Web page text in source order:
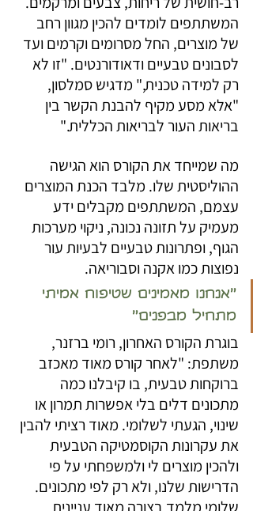
המשתתפים לומדים להכין מגוון רחב
של מוצרים, החל מסרומים וקרמים ועד
לסבונים טבעיים ודאודורנטים. "זו לא
רק למידה טכנית," מדגיש סמלסון,
"אלא מסע מקיף להבנת הקשר בין
בריאות העור לבריאות הכללית."
מה שמייחד את הקורס הוא הגישה
ההוליסטית שלו. מלבד הכנת המוצרים
עצמם, המשתתפים מקבלים ידע
מעמיק על תזונה נכונה, ניקוי מערכות
הגוף, ופתרונות טבעיים לבעיות עור
נפוצות כמו אקנה וסבוריאה.
"אנחנו מאמינים שטיפוח אמיתי
מתחיל מבפנים"
בוגרת הקורס האחרון, רומי ברזנר,
משתפת: "לאחר קורס מאוד מאכזב
ברוקחות טבעית, בו קיבלנו כמה
מתכונים דלים בלי אפשרות תמרון או
שינוי, הגעתי לשלומי. מאוד רציתי להבין
את עקרונות הקוסמטיקה הטבעית
ולהכין מוצרים לי ולמשפחתי על פי
הדרישות שלנו, ולא רק לפי מתכונים.